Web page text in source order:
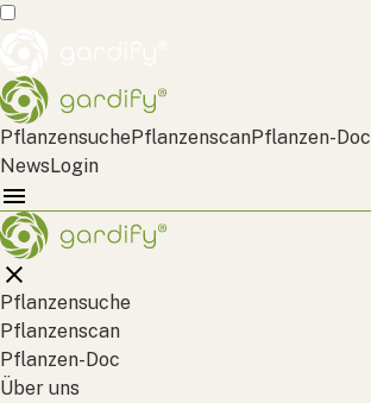
PflanzensuchePflanzenscanPflanzen-Doc
NewsLogin
Pflanzensuche
Pflanzenscan
Pflanzen-Doc
Über uns